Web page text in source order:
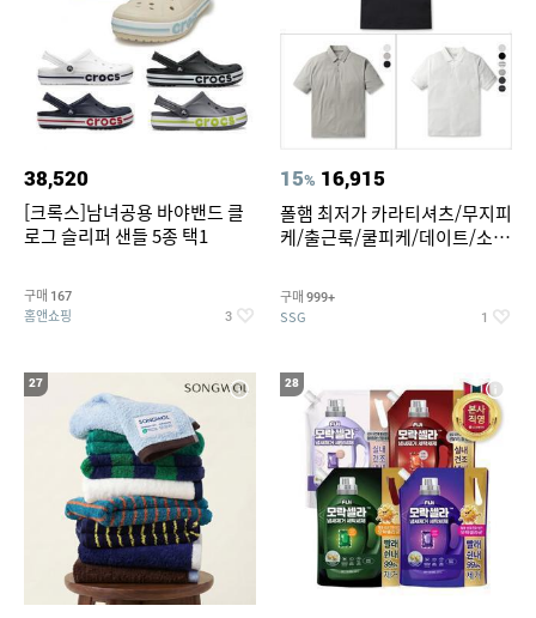
38,520
[크록스]남녀공용 바야밴드 클
로그 슬리퍼 샌들 5종 택1
구매 167
홈앤쇼핑 3
15% 16,915
폴햄 최저가 카라티셔츠/무지피
케/출근룩/쿨피케/데이트/소로
구매 999+
SSG 1
27 28